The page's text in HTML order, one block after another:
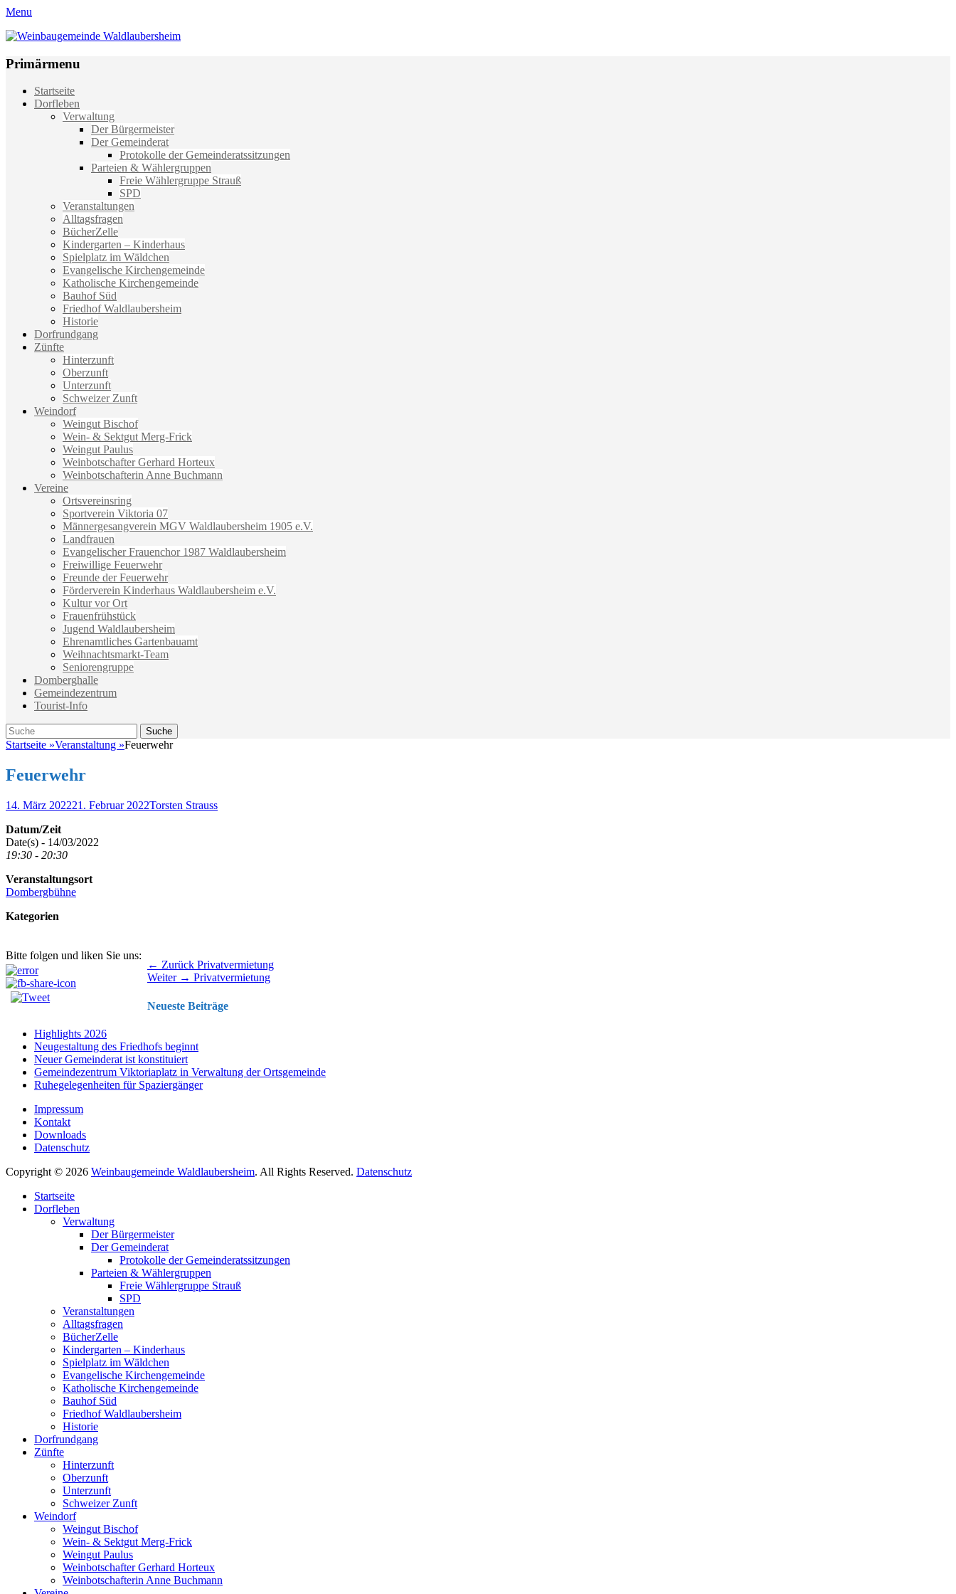
Menu
Weinbaugemeinde Waldlaubersheim
Primärmenu
Weiter
zum
Startseite
Dorfleben
Verwaltung
Der Bürgermeister
Der Gemeinderat
Protokolle der Gemeinderatssitzungen
Parteien & Wählergruppen
Freie Wählergruppe Strauß
SPD
Veranstaltungen
Alltagsfragen
BücherZelle
Kindergarten – Kinderhaus
Spielplatz im Wäldchen
Evangelische Kirchengemeinde
Katholische Kirchengemeinde
Bauhof Süd
Friedhof Waldlaubersheim
Historie
Dorfrundgang
Zünfte
Hinterzunft
Oberzunft
Unterzunft
Schweizer Zunft
Weindorf
Weingut Bischof
Wein- & Sektgut Merg-Frick
Weingut Paulus
Weinbotschafter Gerhard Horteux
Weinbotschafterin Anne Buchmann
Vereine
Ortsvereinsring
Sportverein Viktoria 07
Männergesangverein MGV Waldlaubersheim 1905 e.V.
Landfrauen
Evangelischer Frauenchor 1987 Waldlaubersheim
Freiwillige Feuerwehr
Freunde der Feuerwehr
Förderverein Kinderhaus Waldlaubersheim e.V.
Kultur vor Ort
Frauenfrühstück
Jugend Waldlaubersheim
Ehrenamtliches Gartenbauamt
Weihnachtsmarkt-Team
Seniorengruppe
Domberghalle
Gemeindezentrum
Tourist-Info
Suche
Suche
nach:
Startseite »Veranstaltung »Feuerwehr
Feuerwehr
Veröffentlicht
14. März 202221. Februar 2022Autor
Torsten Strauss
Datum/Zeit
Date(s) - 14/03/2022
19:30 - 20:30
Veranstaltungsort
Dombergbühne
Kategorien
Bitte folgen und liken Sie uns:
Beitragsnavigation ← Zurück Vorhergehender
Beitrag:
Privatvermietung
Weiter → Nächster
Privatvermietung
Neueste Beiträge
Highlights 2026
Neugestaltung des Friedhofs beginnt
Neuer Gemeinderat ist konstituiert
Gemeindezentrum Viktoriaplatz in Verwaltung der Ortsgemeinde
Ruhegelegenheiten für Spaziergänger
Impressum
Kontakt
Downloads
Datenschutz
Copyright © 2026 Weinbaugemeinde Waldlaubersheim. All Rights Reserved. Datenschutz
oben
scrollen
Startseite
Dorfleben
Verwaltung
Der Bürgermeister
Der Gemeinderat
Protokolle der Gemeinderatssitzungen
Parteien & Wählergruppen
Freie Wählergruppe Strauß
SPD
Veranstaltungen
Alltagsfragen
BücherZelle
Kindergarten – Kinderhaus
Spielplatz im Wäldchen
Evangelische Kirchengemeinde
Katholische Kirchengemeinde
Bauhof Süd
Friedhof Waldlaubersheim
Historie
Dorfrundgang
Zünfte
Hinterzunft
Oberzunft
Unterzunft
Schweizer Zunft
Weindorf
Weingut Bischof
Wein- & Sektgut Merg-Frick
Weingut Paulus
Weinbotschafter Gerhard Horteux
Weinbotschafterin Anne Buchmann